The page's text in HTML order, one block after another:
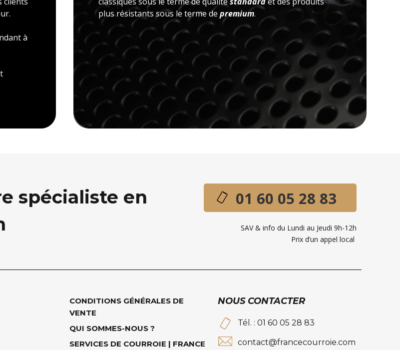
à
plus résistants sous le terme de premium.
spécialiste en
01 60 05 28 83
SAV & info du Lundi au Jeudi 9h-12h
Prix d’un appel local
CONDITIONS GÉNÉRALES DE
VENTE
QUI SOMMES-NOUS ?
SERVICES DE COURROIE | FRANCE
NOUS CONTACTER
Tél. : 01 60 05 28 83
contact@francecourroie.com